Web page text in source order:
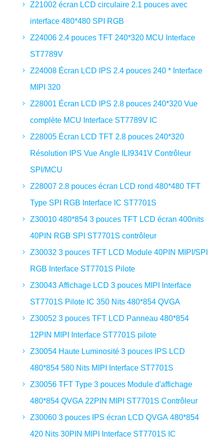
Z21002 écran LCD circulaire 2.1 pouces avec
interface 480*480 SPI RGB
Z24006 2.4 pouces TFT 240*320 MCU Interface
ST7789V
Z24008 Écran LCD IPS 2.4 pouces 240 * Interface
MIPI 320
Z28001 Écran LCD IPS 2.8 pouces 240*320 Vue
complète MCU Interface ST7789V IC
Z28005 Écran LCD TFT 2.8 pouces 240*320
Résolution IPS Vue Angle ILI9341V Contrôleur
SPI/MCU
Z28007 2.8 pouces écran LCD rond 480*480 TFT
Type SPI RGB Interface IC ST7701S
Z30010 480*854 3 pouces TFT LCD écran 400nits
40PIN RGB SPI ST7701S contrôleur
Z30032 3 pouces TFT LCD Module 40PIN MIPI/SPI
RGB Interface ST7701S Pilote
Z30043 Affichage LCD 3 pouces MIPI Interface
ST7701S Pilote IC 350 Nits 480*854 QVGA
Z30052 3 pouces TFT LCD Panneau 480*854
12PIN MIPI Interface ST7701S pilote
Z30054 Haute Luminosité 3 pouces IPS LCD
480*854 580 Nits MIPI Interface ST7701S
Z30056 TFT Type 3 pouces Module d'affichage
480*854 QVGA 22PIN MIPI ST7701S Contrôleur
Z30060 3 pouces IPS écran LCD QVGA 480*854
420 Nits 30PIN MIPI Interface ST7701S IC